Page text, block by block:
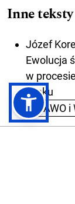
Inne
Józef
Ewolucja
w
wieku
, PRAWO